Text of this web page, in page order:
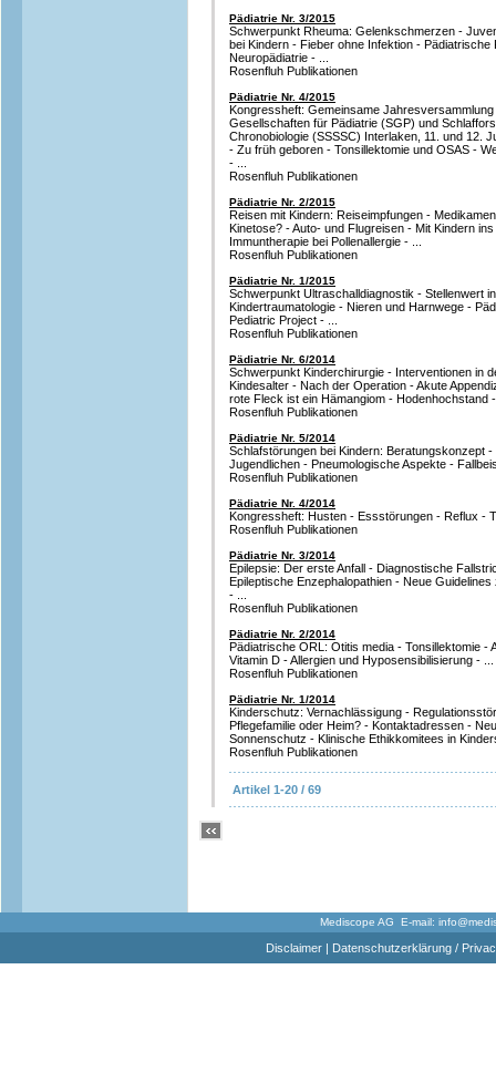
Pädiatrie Nr. 3/2015
Schwerpunkt Rheuma: Gelenkschmerzen -
bei Kindern - Fieber ohne Infektion -
Neuropädiatrie - ...
Rosenfluh Publikationen
Pädiatrie Nr. 4/2015
Kongressheft: Gemeinsame
Gesellschaften für Pädiatrie (SGP) und
Chronobiologie (SSSSC) Interlaken, 11. und 12.
- Zu früh geboren - Tonsillektomie und OSAS -
- ...
Rosenfluh Publikationen
Pädiatrie Nr. 2/2015
Reisen mit Kindern: Reiseimpfungen -
Kinetose? - Auto- und Flugreisen - Mit Kindern
Immuntherapie bei Pollenallergie - ...
Rosenfluh Publikationen
Pädiatrie Nr. 1/2015
Schwerpunkt Ultraschalldiagnostik - Stellenwert
Kindertraumatologie - Nieren und Harnwege -
Pediatric Project - ...
Rosenfluh Publikationen
Pädiatrie Nr. 6/2014
Schwerpunkt Kinderchirurgie - Interventionen in
Kindesalter - Nach der Operation - Akute
rote Fleck ist ein Hämangiom - Hodenhochstand
Rosenfluh Publikationen
Pädiatrie Nr. 5/2014
Schlafstörungen bei Kindern: Beratungskonzept
Jugendlichen - Pneumologische Aspekte -
Rosenfluh Publikationen
Pädiatrie Nr. 4/2014
Kongressheft: Husten - Essstörungen - Reflux -
Rosenfluh Publikationen
Pädiatrie Nr. 3/2014
Epilepsie: Der erste Anfall - Diagnostische
Epileptische Enzephalopathien - Neue
- ...
Rosenfluh Publikationen
Pädiatrie Nr. 2/2014
Pädiatrische ORL: Otitis media - Tonsillektomie -
Vitamin D - Allergien und Hyposensibilisierung - ...
Rosenfluh Publikationen
Pädiatrie Nr. 1/2014
Kinderschutz: Vernachlässigung -
Pflegefamilie oder Heim? - Kontaktadressen -
Sonnenschutz - Klinische Ethikkomitees in
Rosenfluh Publikationen
Artikel 1-20 / 69
Mediscope AG E-mail:
Disclaimer| Datenschutzerklärung /